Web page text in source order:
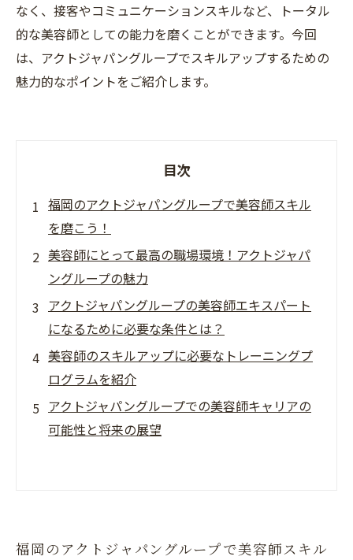
なく、接客やコミュニケーションスキルなど、トータル
的な美容師としての能力を磨くことができます。今回
は、アクトジャパングループでスキルアップするための
魅力的なポイントをご紹介します。
目次
福岡のアクトジャパングループで美容師スキル
を磨こう！
美容師にとって最高の職場環境！アクトジャパ
ングループの魅力
アクトジャパングループの美容師エキスパート
になるために必要な条件とは？
美容師のスキルアップに必要なトレーニングプ
ログラムを紹介
アクトジャパングループでの美容師キャリアの
可能性と将来の展望
福岡のアクトジャパングループで美容師スキル